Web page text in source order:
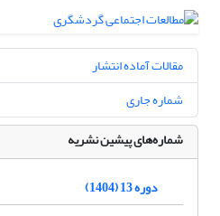
مقالات آماده انتشار
شماره جاری
شماره‌های پیشین نشریه
دوره 13 (1404)